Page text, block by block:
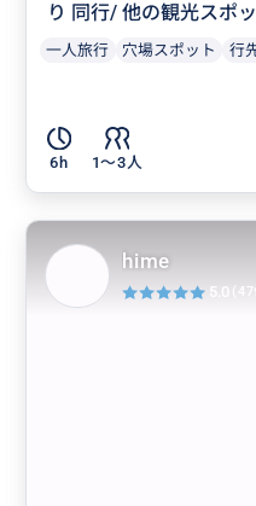
り 同行/ 他の観光スポ
一人旅行 穴場スポット 行
6h 1〜3人
hime
5.0 (47